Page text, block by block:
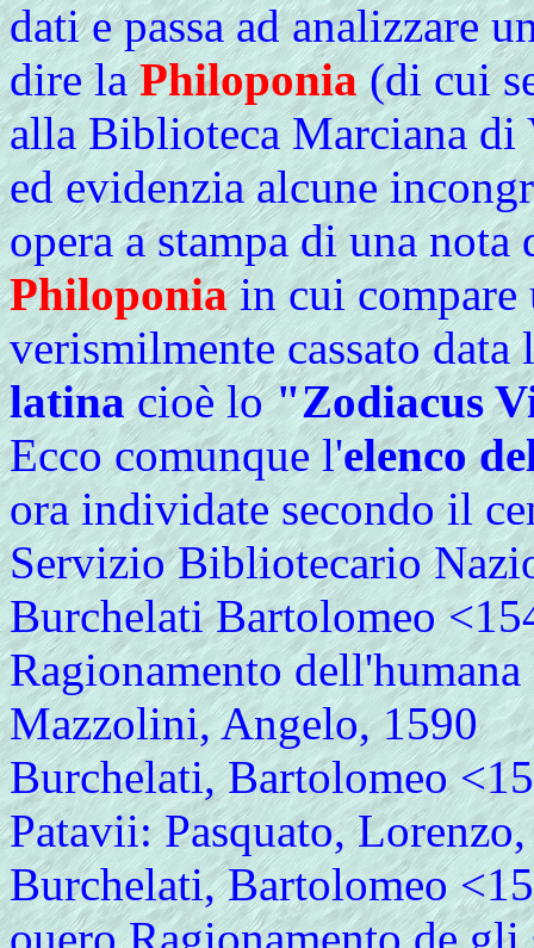
dati e passa ad analizzare
dire laPhiloponia(di cui
alla Biblioteca Marciana di
ed evidenzia alcune
opera a stampa di una
Philoponiain cui compare
verismilmente cassato data
latinacioè lo"Zodiacus
Ecco comunque l'elenco
ora individate secondo il
Servizio Bibliotecario
Burchelati Bartolomeo
Ragionamento
Mazzolini, Angelo, 1590
Burchelati, Bartolomeo
Patavii: Pasquato,
Burchelati, Bartolomeo
ouero Ragionamento de